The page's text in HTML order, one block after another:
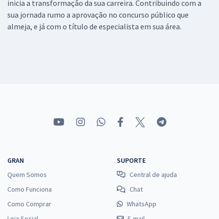
inicia a transformação da sua carreira. Contribuindo com a
sua jornada rumo a aprovação no concurso público que
almeja, e já com o título de especialista em sua área.
GRAN
Quem Somos
Como Funciona
Como Comprar
SUPORTE
Central de ajuda
Chat
WhatsApp